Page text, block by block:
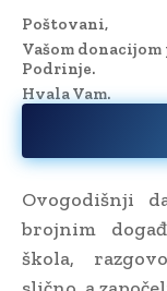
Poštovani,
Vašom donacijom
Podrinje.
Hvala Vam.
Ovogodišnji
brojnim
škola,